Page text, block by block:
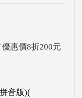
優惠價8折200元
音版)(